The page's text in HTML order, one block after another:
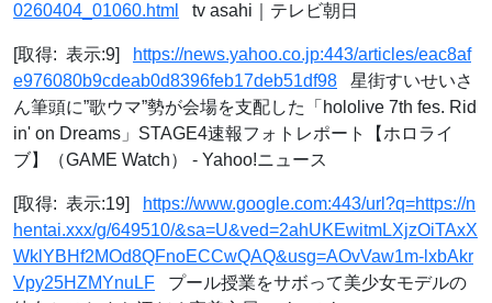
0260404_01060.html
tv asahi｜テレビ朝日
[取得: 表示:9]
https://news.yahoo.co.jp:443/articles/eac8af
e976080b9cdeab0d8396feb17deb51df98 星街すいせいさ
ん筆頭に”歌ウマ”勢が会場を支配した「hololive 7th fes. Rid
in' on Dreams」STAGE4速報フォトレポート【ホロライ
ブ】（GAME Watch） - Yahoo!ニュース
[取得: 表示:19]
https://www.google.com:443/url?q=https://n
hentai.xxx/g/649510/&sa=U&ved=2ahUKEwitmLXjzOiTAxX
WklYBHf2MOd8QFnoECCwQAQ&usg=AOvVaw1m-lxbAkr
Vpy25HZMYnuLF プール授業をサボって美少女モデルの